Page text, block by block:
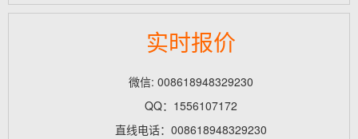
实时报价
微信: 008618948329230
QQ：1556107172
直线电话：008618948329230